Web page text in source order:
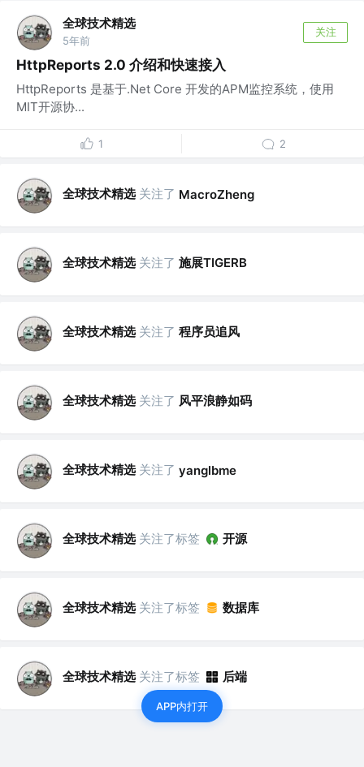
全球技术精选
5年前
关注
HttpReports 2.0 介绍和快速接入
HttpReports 是基于.Net Core 开发的APM监控系统，使用
MIT开源协...
1 2
全球技术精选 关注了 MacroZheng
全球技术精选 关注了 施展TIGERB
全球技术精选 关注了 程序员追风
全球技术精选 关注了 风平浪静如码
全球技术精选 关注了 yanglbme
全球技术精选 关注了标签 开源
全球技术精选 关注了标签 数据库
全球技术精选 关注了标签 后端
APP内打开